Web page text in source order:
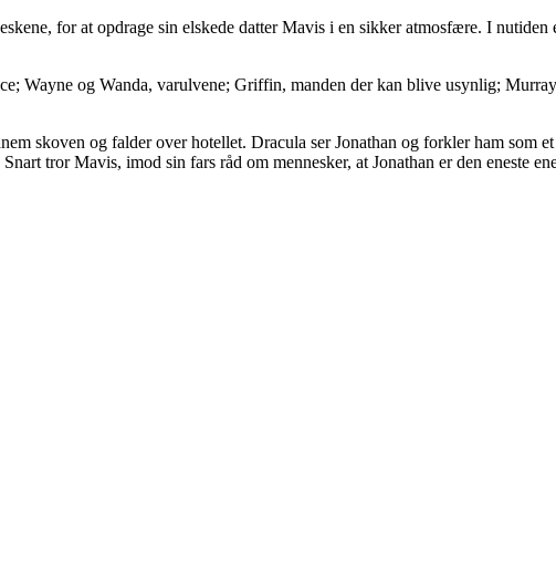
for at opdrage sin elskede datter Mavis i en sikker atmosfære. I
Wayne og Wanda, varulvene; Griffin, manden der kan blive usynlig;
skoven og falder over hotellet. Dracula ser Jonathan og forkler ham som
tror Mavis, imod sin fars råd om mennesker, at Jonathan er den eneste